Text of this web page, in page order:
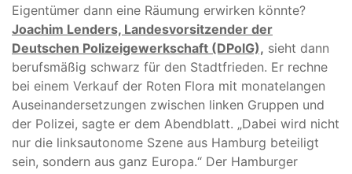
Eigentümer dann eine Räumung erwirken könnte?
Joachim Lenders, Landesvorsitzender der
Deutschen Polizeigewerkschaft (DPolG), sieht dann
berufsmäßig schwarz für den Stadtfrieden. Er rechne
bei einem Verkauf der Roten Flora mit monatelangen
Auseinandersetzungen zwischen linken Gruppen und
der Polizei, sagte er dem Abendblatt. „Dabei wird nicht
nur die linksautonome Szene aus Hamburg beteiligt
sein, sondern aus ganz Europa.“ Der Hamburger